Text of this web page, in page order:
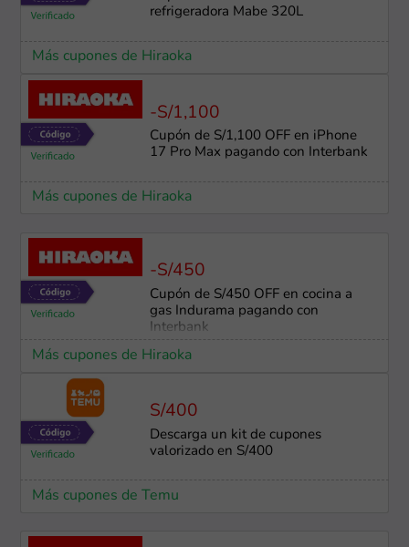
refrigeradora Mabe 320L
Más cupones de Hiraoka
-S/1,100
Cupón de S/1,100 OFF en iPhone
17 Pro Max pagando con Interbank
Más cupones de Hiraoka
-S/450
Cupón de S/450 OFF en cocina a
gas Indurama pagando con
Interbank
Más cupones de Hiraoka
S/400
Descarga un kit de cupones
valorizado en S/400
Más cupones de Temu